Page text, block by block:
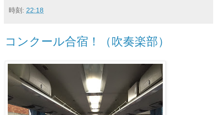
時刻: 22:18
コンクール合宿！（吹奏楽部）